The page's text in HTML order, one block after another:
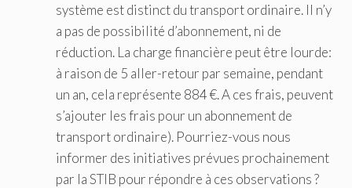
système est distinct du transport ordinaire. Il n’y
a pas de possibilité d’abonnement, ni de
réduction. La charge financière peut être lourde:
à raison de 5 aller-retour par semaine, pendant
un an, cela représente 884 €. A ces frais, peuvent
s’ajouter les frais pour un abonnement de
transport ordinaire). Pourriez-vous nous
informer des initiatives prévues prochainement
par la STIB pour répondre à ces observations ?